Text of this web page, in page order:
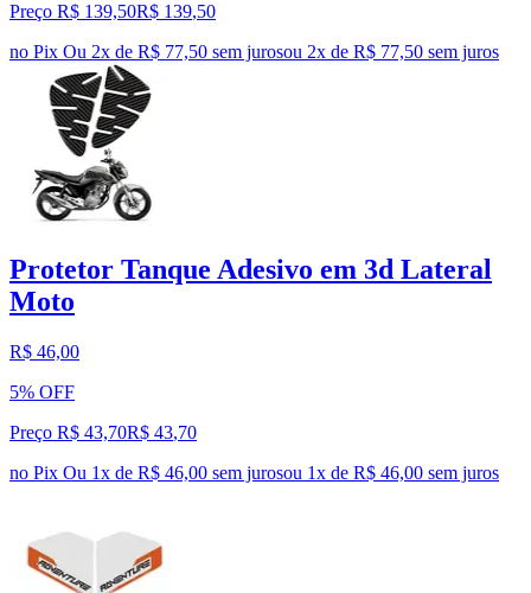
Preço R$ 139,50R$ 139,50
no Pix Ou 2x de R$ 77,50 sem jurosou 2x de R$ 77,50 sem juros
Protetor Tanque Adesivo em 3d Lateral
Moto
R$ 46,00
5% OFF
Preço R$ 43,70R$ 43,70
no Pix Ou 1x de R$ 46,00 sem jurosou 1x de R$ 46,00 sem juros